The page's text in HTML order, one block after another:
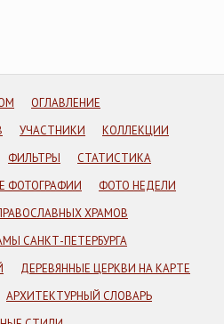
ОГЛАВЛЕНИЕ
УЧАСТНИКИ
КОЛЛЕКЦИИ
ФИЛЬТРЫ
СТАТИСТИКА
ФОТОГРАФИИ
ФОТО НЕДЕЛИ
ХРАМОВ
САНКТ-ПЕТЕРБУРГА
ДЕРЕВЯННЫЕ ЦЕРКВИ НА КАРТЕ
АРХИТЕКТУРНЫЙ СЛОВАРЬ